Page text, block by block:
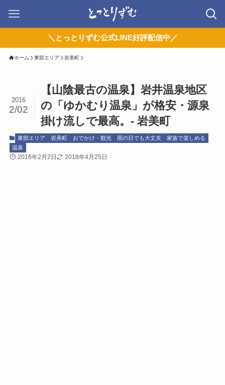
＼とっとりずむ公式LINE好評配信中／
ホーム 東部エリア 岩美町
【山陰最古の温泉】岩井温泉地区
の「ゆかむり温泉」が格安・源泉
掛け流しで最高。- 岩美町
2016
2/02
東部エリア 岩美町 おでかけ・観光 雨の日でも大丈夫
家族で楽しめる
温泉
2016年2月2日 2018年4月25日